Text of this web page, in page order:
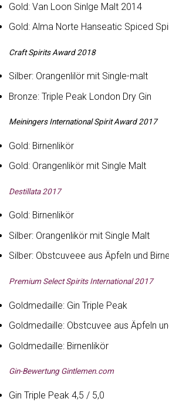
Gold: Van Loon Sinlge Malt 2014
Gold: Alma Norte Hanseatic Spiced
Craft Spirits Award 2018
Silber: Orangenlilör mit Single-malt
Bronze: Triple Peak London Dry Gin
Meiningers International Spirit Award 2017
Gold: Birnenlikör
Gold: Orangenlikör mit Single Malt
Destillata 2017
Gold: Birnenlikör
Silber: Orangenlikör mit Single Malt
Silber: Obstcuveee aus Äpfeln und
Premium Select Spirits International 2017
Goldmedaille: Gin Triple Peak
Goldmedaille: Obstcuvee aus Äpfeln
Goldmedaille: Birnenlikör
Gin-Bewertung Gintlemen.com
Gin Triple Peak 4,5 / 5,0